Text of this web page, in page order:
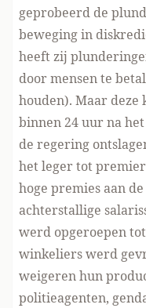
geprobeerd de
beweging in
heeft zij
door mensen te
houden). Maar deze
binnen 24 uur na
de regering
het leger tot
hoge premies aan
achterstallige
werd opgeroepen
winkeliers werd
weigeren hun
politieagenten,